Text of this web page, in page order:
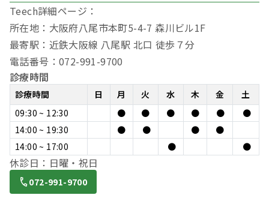
Teech詳細ページ：
所在地：大阪府八尾市本町5-4-7 森川ビル1F
最寄駅：近鉄大阪線 八尾駅 北口 徒歩７分
電話番号：072-991-9700
診療時間
診療時間 日 月 火 水 木 金
土
09:30 ~ 12:30
● ● ● ● ●
●
14:00 ~ 19:30
● ● ●
●
14:00 ~ 17:00
● ●
休診日：日曜・祝日
072-991-9700